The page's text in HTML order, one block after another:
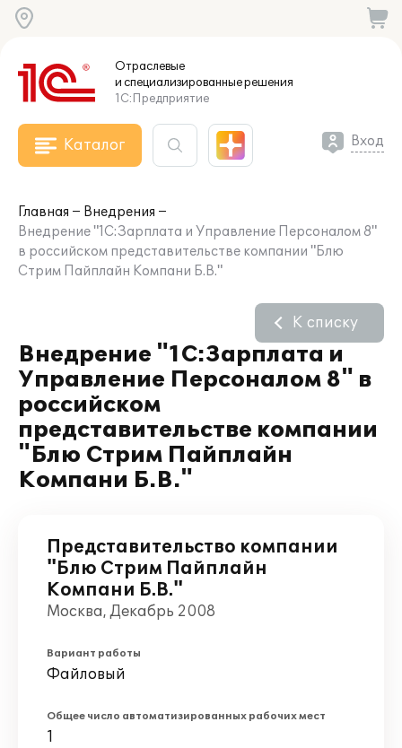
Отраслевые
и специализированныерешения
1С:Предприятие
Каталог Вход
Главная
Внедрения
Внедрение "1С:Зарплата и Управление Персоналом 8"
в российском представительстве компании "Блю
Стрим Пайплайн Компани Б.В."
Внедрение "1С:Зарплата и
Управление Персоналом 8" в
российском
представительстве компании
"Блю Стрим Пайплайн
Компани Б.В."
К списку
Представительство компании
"Блю Стрим Пайплайн
Компани Б.В."
Москва, Декабрь 2008
Вариант работы
Файловый
Общее число автоматизированных рабочих мест
1